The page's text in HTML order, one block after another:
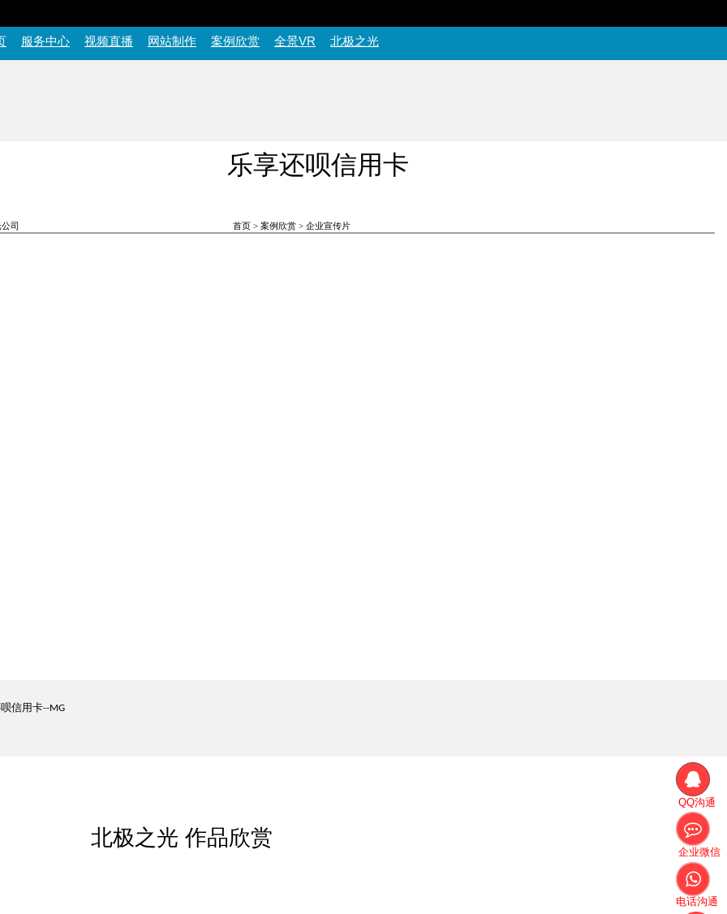
服务中心 视频直播 网站制作 案例欣赏 全景VR 北极之光
乐享还呗信用卡
青岛北极之光公司 首页 > 案例欣赏 > 企业宣传片
信用卡--MG
北极之光 作品欣赏
企业微信
QQ沟通
电话沟通